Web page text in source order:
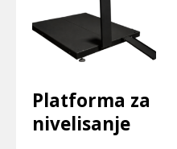
Platforma za
nivelisanje